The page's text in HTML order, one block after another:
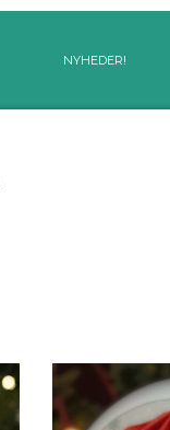
NYHEDER!